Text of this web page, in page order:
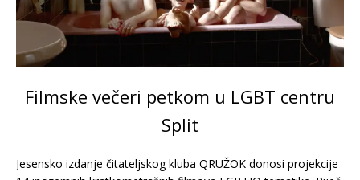
Filmske večeri petkom u LGBT centru
Split
Jesensko izdanje čitateljskog kluba QRUŽOK donosi projekcije